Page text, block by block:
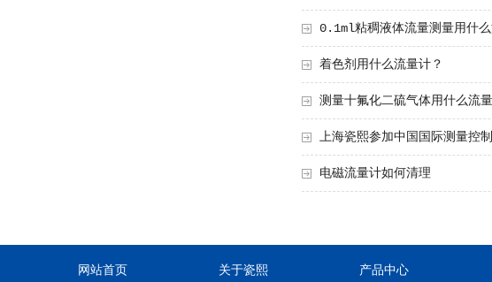
0.1ml粘稠液体流量测量用什
着色剂用什么流量计？
测量十氟化二硫气体用什么流
上海瓷熙参加中国国际测量控
电磁流量计如何清理
网站首页 关于瓷熙 产品中心